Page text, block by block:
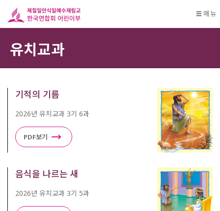
메뉴
유치교과
기적의 기름
2026년 유치교과 3기 6과
PDF보기
음식을 나르는 새
2026년 유치교과 3기 5과